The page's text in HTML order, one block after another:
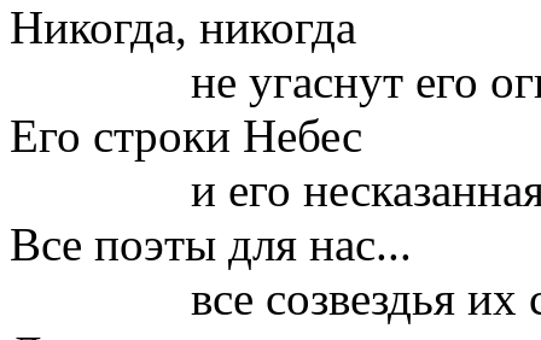
Никогда, никогда
не угаснут его
Его строки Небес
и его несказанная
Все поэты для нас...
все созвездья их